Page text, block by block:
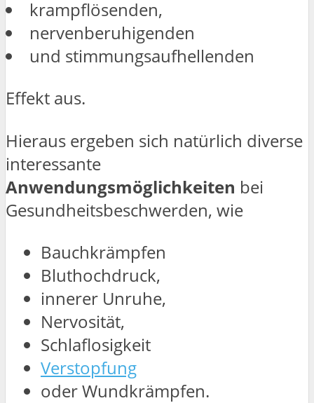
krampflösenden,
nervenberuhigenden
und stimmungsaufhellenden
Effekt aus.
Hieraus ergeben sich natürlich diverse
interessante
Anwendungsmöglichkeiten bei
Gesundheitsbeschwerden, wie
Bauchkrämpfen
Bluthochdruck,
innerer Unruhe,
Nervosität,
Schlaflosigkeit
Verstopfung
oder Wundkrämpfen.